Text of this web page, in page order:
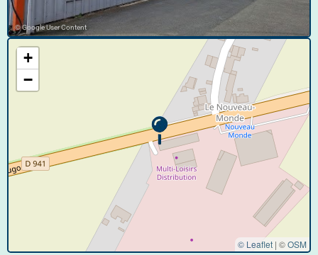
© Google User Content
+
−
© Leaflet | ©OSM